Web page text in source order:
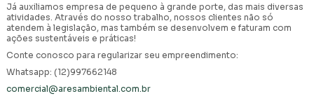
Já auxiliamos empresa de pequeno à grande porte, das mais diversas
atividades. Através do nosso trabalho, nossos clientes não só
atendem à legislação, mas também se desenvolvem e faturam com
ações sustentáveis e práticas!
Conte conosco para regularizar seu empreendimento:
Whatsapp: (12)997662148
comercial@aresambiental.com.br